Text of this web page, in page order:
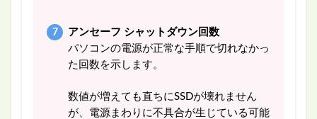
アンセーフ シャットダウン回数
パソコンの電源が正常な手順で切れなかっ
た回数を示します。
数値が増えても直ちにSSDが壊れません
が、電源まわりに不具合が生じている可能